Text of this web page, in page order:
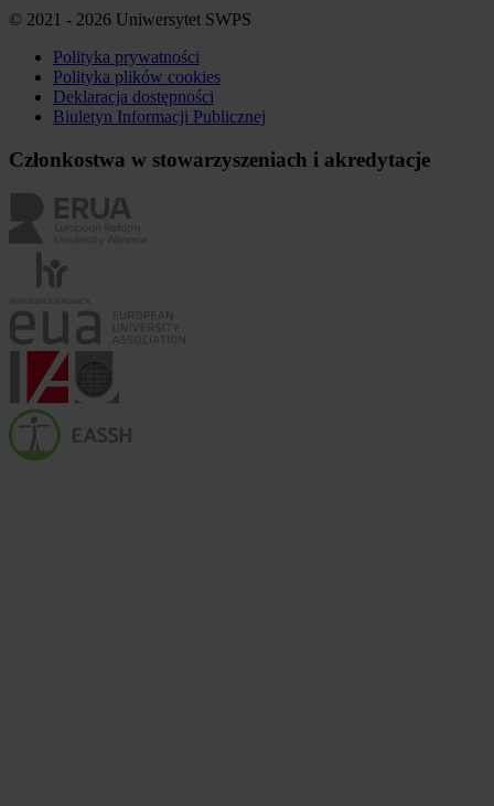
© 2021 - 2026 Uniwersytet SWPS
Polityka prywatności
Polityka plików cookies
Deklaracja dostępności
Biuletyn Informacji Publicznej
Członkostwa w stowarzyszeniach i akredytacje